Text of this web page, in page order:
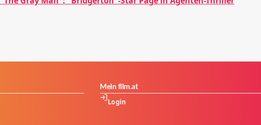
Mein film.at
Login